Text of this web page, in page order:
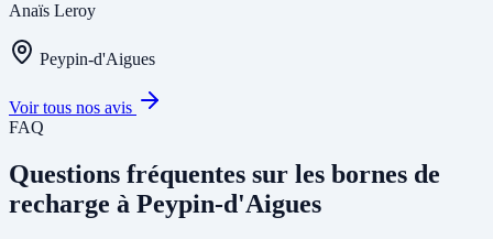
Anaïs Leroy
Peypin-d'Aigues
Voir tous nos avis
FAQ
Questions fréquentes sur les bornes de
recharge à Peypin-d'Aigues